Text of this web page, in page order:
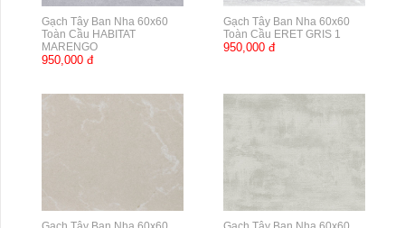
Gạch Tây Ban Nha 60x60
Toàn Cầu HABITAT
MARENGO
950,000 đ
Gạch Tây Ban Nha 60x60
Toàn Cầu ERET GRIS 1
950,000 đ